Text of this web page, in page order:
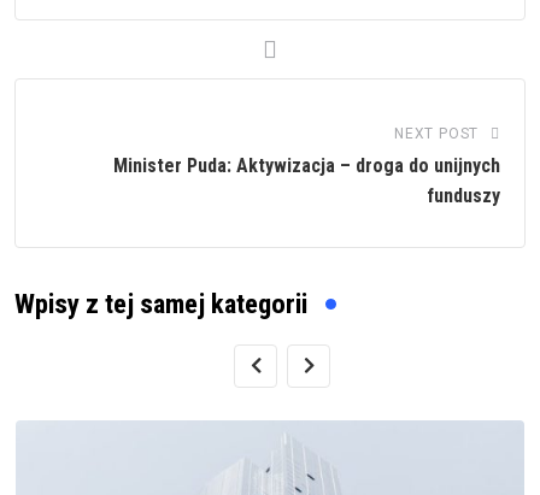
NEXT POST
Minister Puda: Aktywizacja – droga do unijnych
funduszy
Wpisy z tej samej kategorii